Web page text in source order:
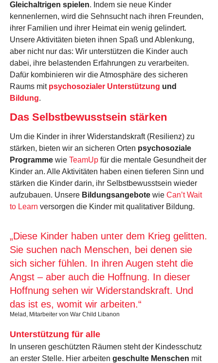
Gleichaltrigen spielen. Indem sie neue Kinder
kennenlernen, wird die Sehnsucht nach ihren Freunden,
ihrer Familien und ihrer Heimat ein wenig gelindert.
Unsere Aktivitäten bieten ihnen Spaß und Ablenkung,
aber nicht nur das: Wir unterstützen die Kinder auch
dabei, ihre belastenden Erfahrungen zu verarbeiten.
Dafür kombinieren wir die Atmosphäre des sicheren
Raums mit psychosozialer Unterstützung und
Bildung.
Das Selbstbewusstsein stärken
Um die Kinder in ihrer Widerstandskraft (Resilienz) zu
stärken, bieten wir an sicheren Orten psychosoziale
Programme wie TeamUp für die mentale Gesundheit der
Kinder an. Alle Aktivitäten haben einen tieferen Sinn und
stärken die Kinder darin, ihr Selbstbewusstsein wieder
aufzubauen. Unsere Bildungsangebote wie Can’t Wait
to Learn versorgen die Kinder mit qualitativer Bildung.
„Diese Kinder haben unter dem Krieg gelitten.
Sie suchen nach Menschen, bei denen sie
sich sicher fühlen. In ihren Augen steht die
Angst – aber auch die Hoffnung. In dieser
Hoffnung sehen wir Widerstandskraft. Und
das ist es, womit wir arbeiten.“
Melad, Mitarbeiter von War Child Libanon
Unterstützung für alle
In unseren geschützten Räumen steht der Kindesschutz
an erster Stelle. Hier arbeiten geschulte Menschen mit